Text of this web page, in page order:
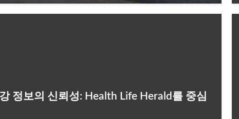
정보의 신뢰성: Health Life Herald를 중심